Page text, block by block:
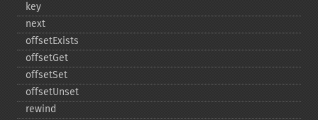
key
next
offsetExists
offsetGet
offsetSet
offsetUnset
rewind